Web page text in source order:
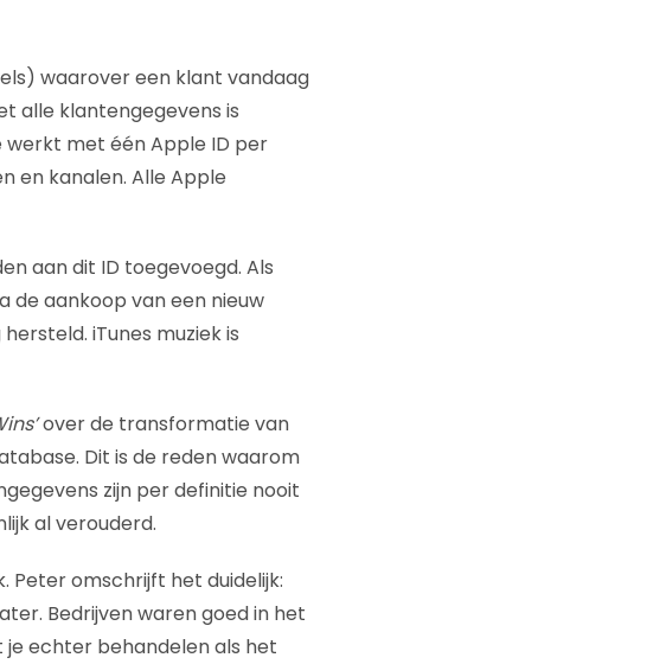
waarover een klant vandaag
alle klantengegevens is
met één Apple ID per
en kanalen. Alle Apple
aan dit ID toegevoegd. Als
de aankoop van een nieuw
iTunes muziek is
over de transformatie van
Dit is de reden waarom
zijn per definitie nooit
al verouderd.
Peter omschrijft het duidelijk:
Bedrijven waren goed in het
echter behandelen als het